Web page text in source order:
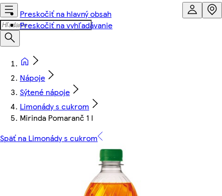
Preskočiť na hlavný obsah
Preskočiť na vyhľadávanie
Nápoje
Sýtené nápoje
Limonády s cukrom
Mirinda Pomaranč 1 l
Späť na Limonády s cukrom